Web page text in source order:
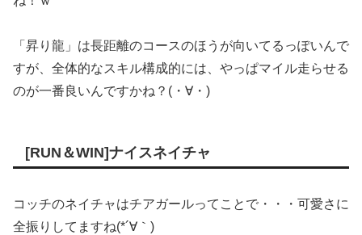
「昇り龍」は長距離のコースのほうが向いてるっぽいんで
すが、全体的なスキル構成的には、やっぱマイル走らせる
のが一番良いんですかね？(・∀・)
[RUN＆WIN]ナイスネイチャ
コッチのネイチャはチアガールってことで・・・可愛さに
全振りしてますね(*´∀｀)